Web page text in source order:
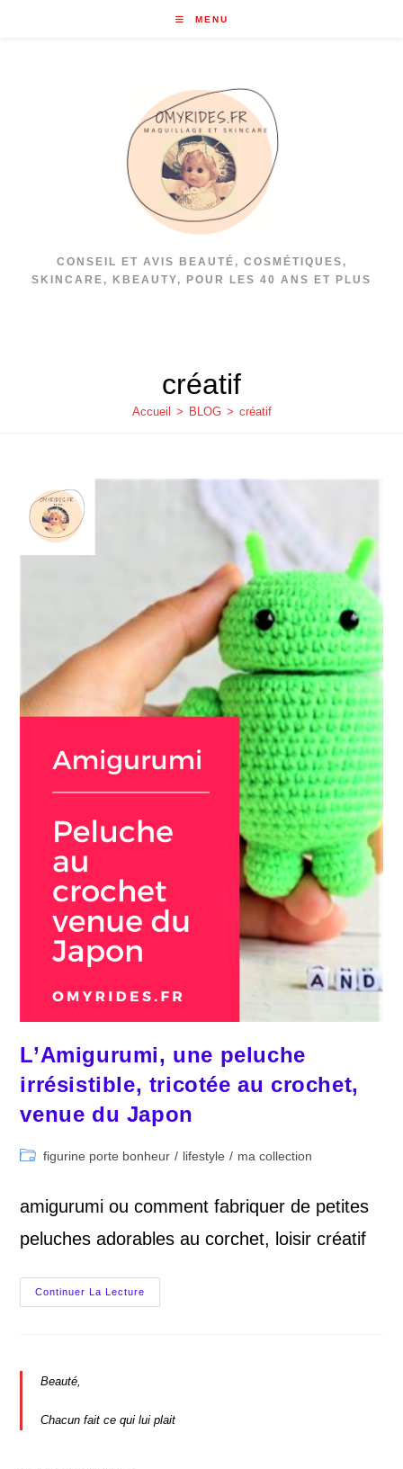
MENU
CONSEIL ET AVIS BEAUTÉ, COSMÉTIQUES,
SKINCARE, KBEAUTY, POUR LES 40 ANS ET PLUS
créatif
Accueil > BLOG > créatif
L’Amigurumi, une peluche
irrésistible, tricotée au crochet,
venue du Japon
Postfigurine porte bonheur / lifestyle / ma collection
amigurumi ou comment fabriquer de petites
peluches adorables au corchet, loisir créatif
Continuer La Lecture
Une
Beauté,
Chacun fait ce qui lui plait